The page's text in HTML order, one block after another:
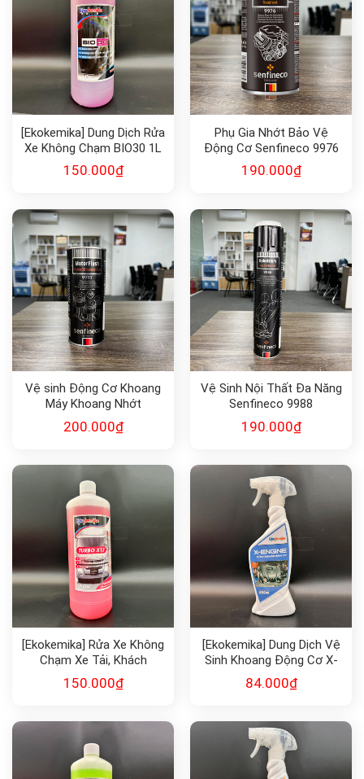
[Ekokemika] Dung Dịch Rửa
Xe Không Chạm BIO30 1L
150.000₫
Phụ Gia Nhớt Bảo Vệ
Động Cơ Senfineco 9976
190.000₫
Vệ sinh Động Cơ Khoang
Máy Khoang Nhớt
Senfineco 9991
200.000₫
Vệ Sinh Nội Thất Đa Năng
Senfineco 9988
190.000₫
[Ekokemika] Rửa Xe Không
Chạm Xe Tải, Khách
TURBO X12 1L
150.000₫
[Ekokemika] Dung Dịch Vệ
Sinh Khoang Động Cơ X-
Engine
84.000₫